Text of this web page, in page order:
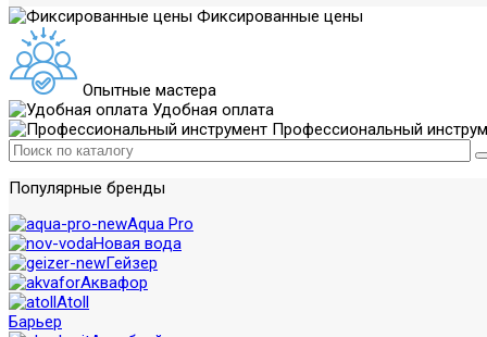
Фиксированные цены
Опытные мастера
Удобная оплата
Профессиональный
Популярные бренды
Aqua Pro
Новая вода
Гейзер
Аквафор
Atoll
Барьер